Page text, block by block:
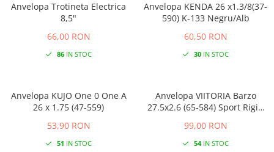
Anvelopa Trotineta Electrica
8,5"
66,00 RON
86IN STOC
Anvelopa KENDA 26 x1.3/8(37-
590) K-133 Negru/Alb
60,50 RON
30IN STOC
Anvelopa KUJO One 0 One A
26 x 1.75 (47-559)
53,90 RON
51 IN STOC
Anvelopa VIITORIA Barzo
27.5x2.6 (65-584) Sport Rigid
99,00 RON
54IN STOC